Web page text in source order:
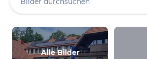
Alle Bilder